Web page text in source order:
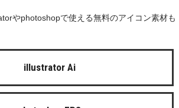
やphotoshopで使える無料のアイコン素材も
illustrator Ai